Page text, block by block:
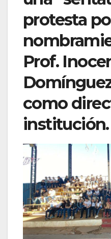
protesta
Prof.
como
institución.